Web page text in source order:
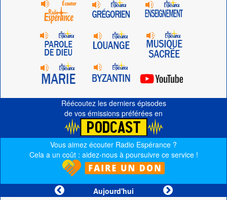
Réécoutez les derniers épisodes
de vos émissions préférées en
Vous aimez écouter Radio Espérance ?
Cela a un coût : aidez-nous à poursuivre ce service !
Aujourd'hui